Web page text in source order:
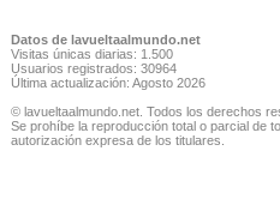
Datos de lavueltaalmundo.net
Visitas únicas diarias: 1.500
Usuarios registrados: 30964
Última actualización: Agosto 2026
© lavueltaalmundo.net. Todos los derechos
Se prohíbe la reproducción total o parcial de
autorización expresa de los titulares.